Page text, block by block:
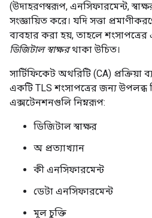
(উদাহরণস্বরূপ, এনসিফারমেন্ট,
সংজ্ঞায়িত করে। যদি সত্তা
ব্যবহার করা হয়, তাহলে
ডিজিটাল স্বাক্ষরথাকা উচিত।
সার্টিফিকেট অথরিটি (CA) প্রক্রিয়া
একটি TLS শংসাপত্রের জন্য উপলব্ধ
এক্সটেনশনগুলি নিম্নরূপ:
ডিজিটাল স্বাক্ষর
অ প্রত্যাখ্যান
কী এনসিফারমেন্ট
ডেটা এনসিফারমেন্ট
মূল চুক্তি